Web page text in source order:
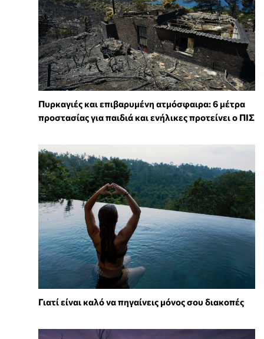
Πυρκαγιές και επιβαρυμένη ατμόσφαιρα: 6 μέτρα
προστασίας για παιδιά και ενήλικες προτείνει ο ΠΙΣ
Γιατί είναι καλό να πηγαίνεις μόνος σου διακοπές